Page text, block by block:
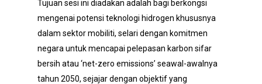
Tujuan sesi ini diadakan adalah bagi berkongsi
mengenai potensi teknologi hidrogen khususnya
dalam sektor mobiliti, selari dengan komitmen
negara untuk mencapai pelepasan karbon sifar
bersih atau ‘net-zero emissions’ seawal-awalnya
tahun 2050, sejajar dengan objektif yang